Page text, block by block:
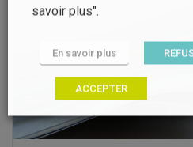
savoir plus".
En savoir plus
ACCEPTER